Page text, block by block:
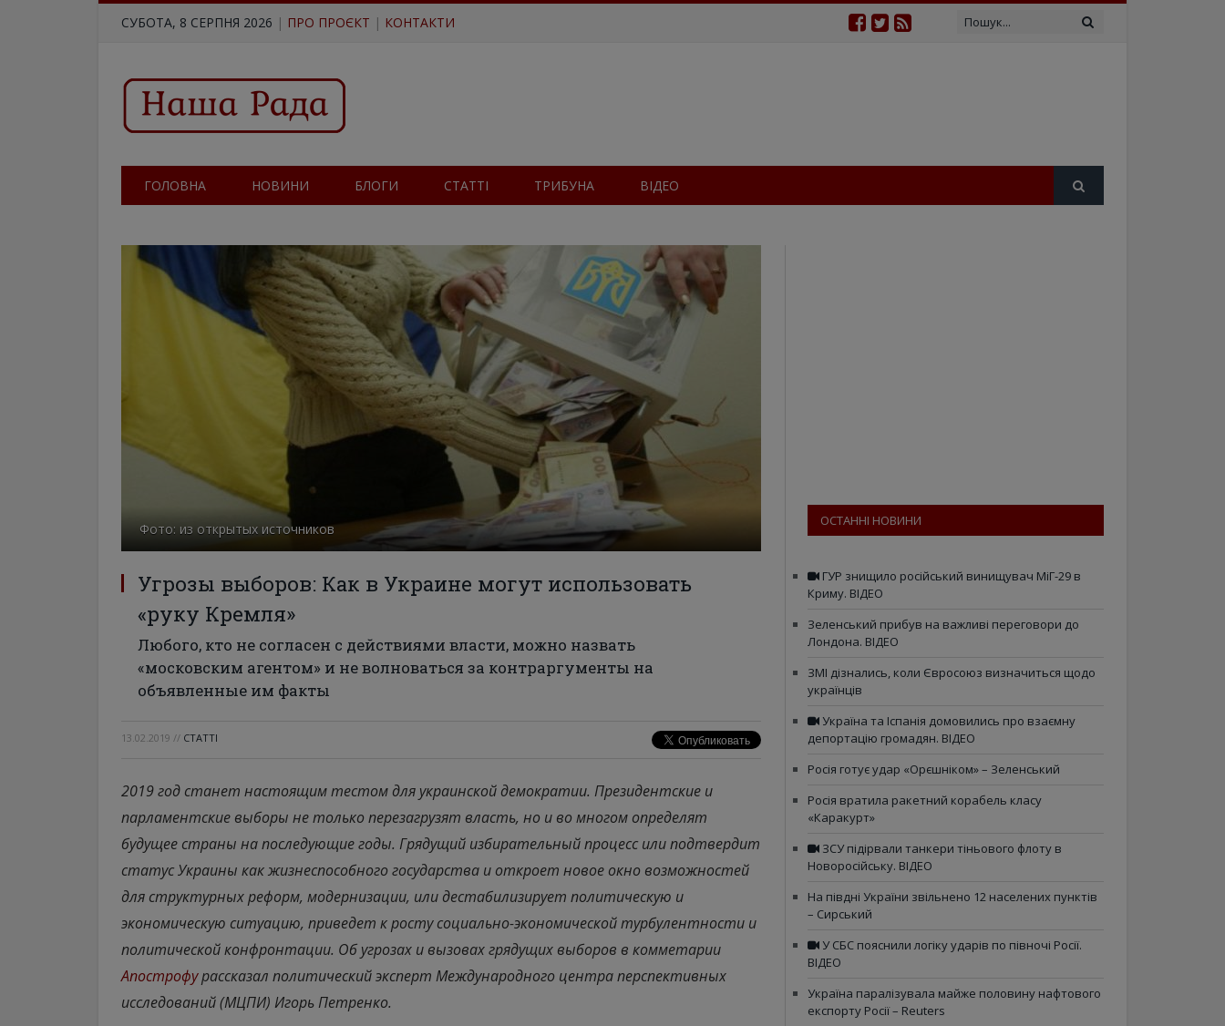
СУБОТА, 8 СЕРПНЯ 2026 | ПРО ПРОЄКТ | КОНТАКТИ
ГОЛОВНА НОВИНИ БЛОГИ СТАТТІ ТРИБУНА ВІДЕО
Фото: из открытых источников
Угрозы выборов: Как в Украине могут использовать
«руку Кремля»
Любого, кто не согласен с действиями власти, можно назвать
«московским агентом» и не волноваться за контраргументы на
объявленные им факты
13.02.2019 // СТАТТІ
2019 год станет настоящим тестом для украинской демократии. Президентские и
парламентские выборы не только перезагрузят власть, но и во многом определят
будущее страны на последующие годы. Грядущий избирательный процесс или подтвердит
статус Украины как жизнеспособного государства и откроет новое окно возможностей
для структурных реформ, модернизации, или дестабилизирует политическую и
экономическую ситуацию, приведет к росту социально-экономической турбулентности и
политической конфронтации. Об угрозах и вызовах грядущих выборов в комметарии
Апострофурассказал политический эксперт Международного центра перспективных
исследований (МЦПИ) Игорь Петренко.
ОСТАННІ НОВИНИ
ГУР знищило російський винищувач МіГ-29 в
Криму. ВІДЕО
Зеленський прибув на важливі переговори до
Лондона. ВІДЕО
ЗМІ дізнались, коли Євросоюз визначиться щодо
українців
Україна та Іспанія домовились про взаємну
депортацію громадян. ВІДЕО
Росія готує удар «Орєшніком» – Зеленський
Росія вратила ракетний корабель класу
«Каракурт»
ЗСУ підірвали танкери тіньового флоту в
Новоросійську. ВІДЕО
На півдні України звільнено 12 населених пунктів
– Сирський
У СБС пояснили логіку ударів по півночі Росії.
ВІДЕО
Україна паралізувала майже половину нафтового
експорту Росії – Reuters